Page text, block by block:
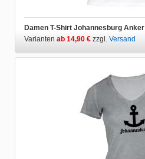
Damen T-Shirt Johannesburg Anker
Varianten ab 14,90 € zzgl. Versand